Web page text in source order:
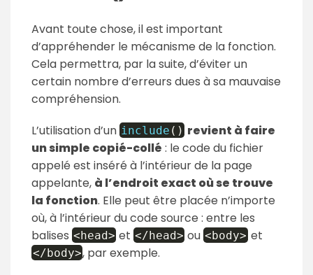
Avant toute chose, il est important
d’appréhender le mécanisme de la fonction.
Cela permettra, par la suite, d’éviter un
certain nombre d’erreurs dues à sa mauvaise
compréhension.
L’utilisation d’un include ( ) revient à faire
un simple copié-collé : le code du fichier
appelé est inséré à l’intérieur de la page
appelante, à l’endroit exact où se trouve
la fonction. Elle peut être placée n’importe
où, à l’intérieur du code source : entre les
balises <head> et</head> ou<body>et
</body>, par exemple.